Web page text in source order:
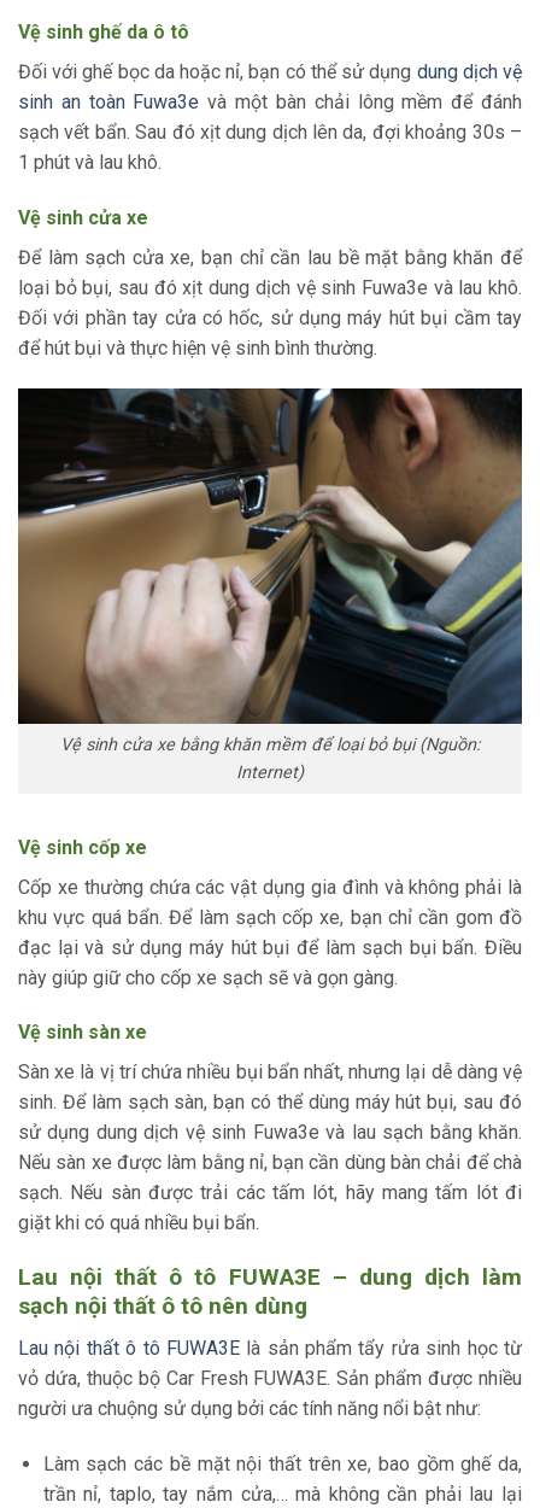
Vệ sinh ghế da ô tô
Đối với ghế bọc da hoặc nỉ, bạn có thể sử dụng dung dịch vệ
sinh an toàn Fuwa3e và một bàn chải lông mềm để đánh
sạch vết bẩn. Sau đó xịt dung dịch lên da, đợi khoảng 30s –
1 phút và lau khô.
Vệ sinh cửa xe
Để làm sạch cửa xe, bạn chỉ cần lau bề mặt bằng khăn để
loại bỏ bụi, sau đó xịt dung dịch vệ sinh Fuwa3e và lau khô.
Đối với phần tay cửa có hốc, sử dụng máy hút bụi cầm tay
để hút bụi và thực hiện vệ sinh bình thường.
Vệ sinh cửa xe bằng khăn mềm để loại bỏ bụi (Nguồn:
Internet)
Vệ sinh cốp xe
Cốp xe thường chứa các vật dụng gia đình và không phải là
khu vực quá bẩn. Để làm sạch cốp xe, bạn chỉ cần gom đồ
đạc lại và sử dụng máy hút bụi để làm sạch bụi bẩn. Điều
này giúp giữ cho cốp xe sạch sẽ và gọn gàng.
Vệ sinh sàn xe
Sàn xe là vị trí chứa nhiều bụi bẩn nhất, nhưng lại dễ dàng vệ
sinh. Để làm sạch sàn, bạn có thể dùng máy hút bụi, sau đó
sử dụng dung dịch vệ sinh Fuwa3e và lau sạch bằng khăn.
Nếu sàn xe được làm bằng nỉ, bạn cần dùng bàn chải để chà
sạch. Nếu sàn được trải các tấm lót, hãy mang tấm lót đi
giặt khi có quá nhiều bụi bẩn.
Lau nội thất ô tô FUWA3E – dung dịch làm
sạch nội thất ô tô nên dùng
Lau nội thất ô tô FUWA3Elà sản phẩm tẩy rửa sinh học từ
vỏ dứa, thuộc bộ Car Fresh FUWA3E. Sản phẩm được nhiều
người ưa chuộng sử dụng bởi các tính năng nổi bật như:
Làm sạch các bề mặt nội thất trên xe, bao gồm ghế da,
trần nỉ, taplo, tay nắm cửa,… mà không cần phải lau lại